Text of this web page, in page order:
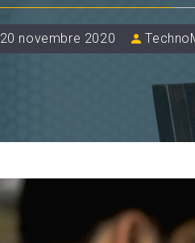
20 novembre 2020